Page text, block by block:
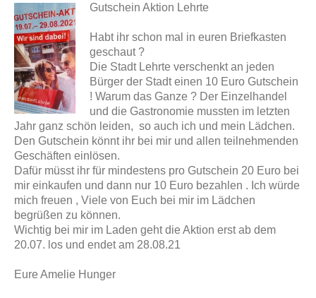
Gutschein Aktion Lehrte
Habt ihr schon mal in euren Briefkasten
geschaut ?
Die Stadt Lehrte verschenkt an jeden
Bürger der Stadt einen 10 Euro Gutschein
! Warum das Ganze ? Der Einzelhandel
und die Gastronomie mussten im letzten
Jahr ganz schön leiden, so auch ich und mein Lädchen.
Den Gutschein könnt ihr bei mir und allen teilnehmenden
Geschäften einlösen.
Dafür müsst ihr für mindestens pro Gutschein 20 Euro bei
mir einkaufen und dann nur 10 Euro bezahlen . Ich würde
mich freuen , Viele von Euch bei mir im Lädchen
begrüßen zu können.
Wichtig bei mir im Laden geht die Aktion erst ab dem
20.07. los und endet am 28.08.21
Eure Amelie Hunger